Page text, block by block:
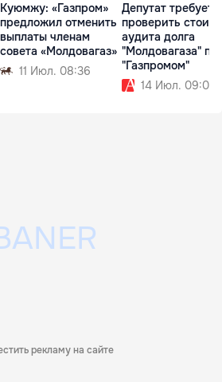
Куюмжу: «Газпром»
предложил отменить
выплаты членам
совета «Молдовагаз»
11 Июл. 08:36
Депутат требует
проверить
аудита долга
"Молдовагаза"
"Газпромом"
14 Июл. 09:02
рекламу на сайте